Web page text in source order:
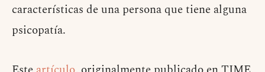
características de una persona que tiene alguna
psicopatía.